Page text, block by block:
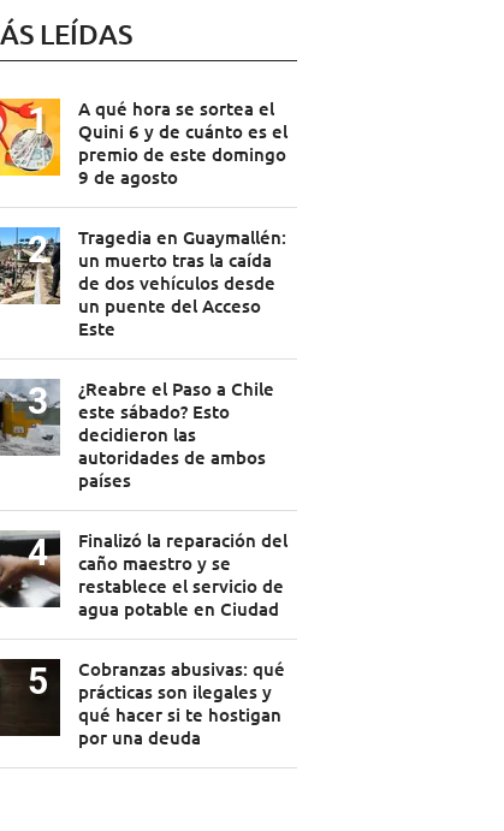
LEÍDAS
A qué hora se sortea el
Quini 6 y de cuánto es el
premio de este domingo
9 de agosto
Tragedia en Guaymallén:
un muerto tras la caída
de dos vehículos desde
un puente del Acceso
Este
¿Reabre el Paso a Chile
este sábado? Esto
decidieron las
autoridades de ambos
países
Finalizó la reparación del
caño maestro y se
restablece el servicio de
agua potable en Ciudad
Cobranzas abusivas: qué
prácticas son ilegales y
qué hacer si te hostigan
por una deuda